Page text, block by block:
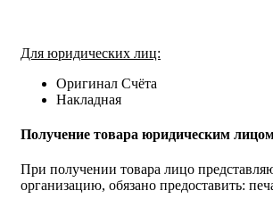
Для юридических лиц:
Оригинал Счёта
Накладная
Получение товара юридическим
При получении товара лицо
организацию, обязано предоставить: